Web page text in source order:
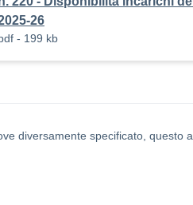
26
- 199 kb
diversamente specificato, questo